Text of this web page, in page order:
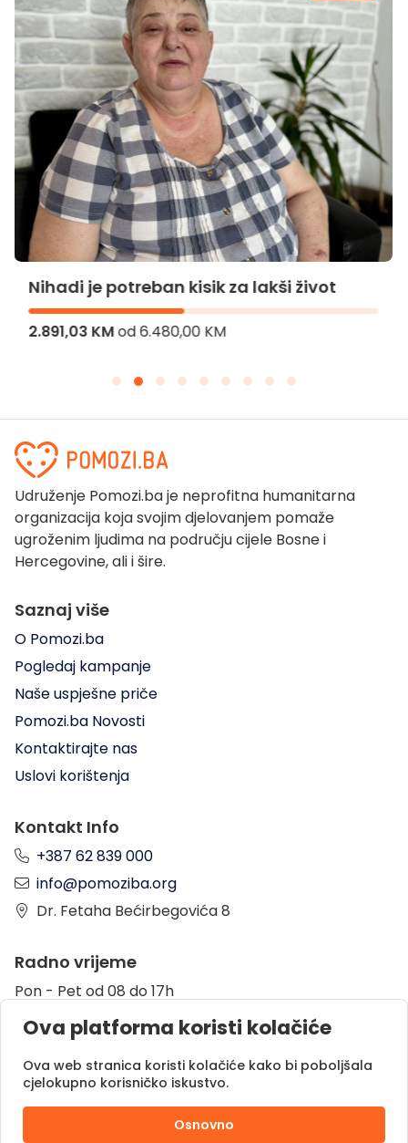
Nihadi je potreban kisik za lakši život
2.891,03 KMod6.480,00 KM
Udruženje Pomozi.ba je neprofitna humanitarna
organizacija koja svojim djelovanjem pomaže
ugroženim ljudima na području cijele Bosne i
Hercegovine, ali i šire.
Saznaj više
O Pomozi.ba
Pogledaj kampanje
Naše uspješne priče
Pomozi.ba Novosti
Kontaktirajte nas
Uslovi korištenja
Kontakt Info
+387 62 839 000
info@pomoziba.org
Dr. Fetaha Bećirbegovića 8
Radno vrijeme
Pon - Pet od 08 do 17h
Sub od 10 do 17h
Nedjelja - neradni dan
Donacije putem
Ova platforma koristi kolačiće
Ova web stranica koristi kolačiće kako bi poboljšala
cjelokupno korisničko iskustvo.
Osnovno